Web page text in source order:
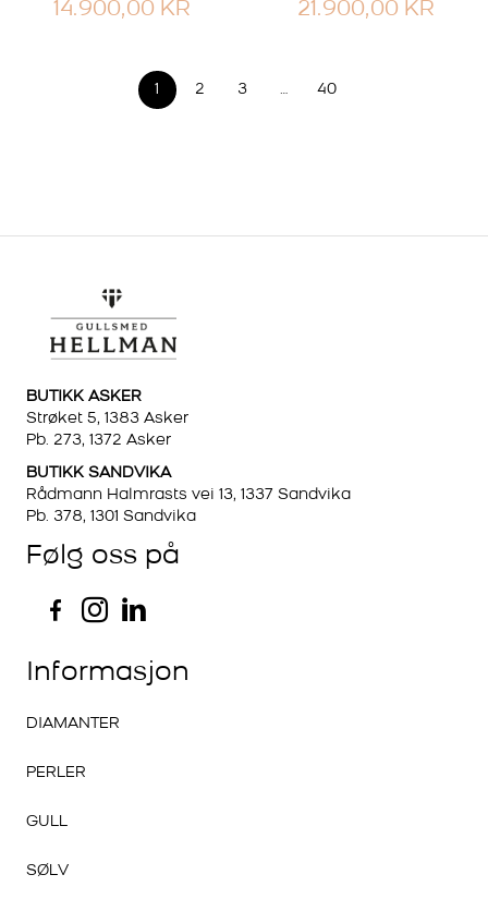
14.900,00 KR 21.900,00 KR
1 2 3 … 40
BUTIKK ASKER
Strøket 5, 1383 Asker
Pb. 273, 1372 Asker
BUTIKK SANDVIKA
Rådmann Halmrasts vei 13, 1337 Sandvika
Pb. 378, 1301 Sandvika
Følg oss på
Informasjon
DIAMANTER
PERLER
GULL
SØLV